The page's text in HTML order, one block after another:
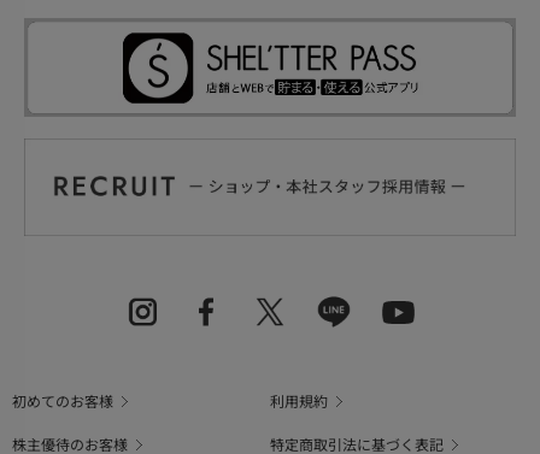
初めてのお客様
利用規約
株主優待のお客様
特定商取引法に基づく表記